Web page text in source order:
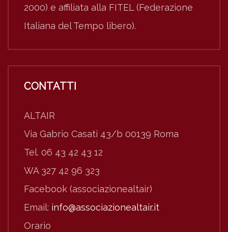
2000) e affiliata alla FITEL (Federazione
Italiana del Tempo libero).
CONTATTI
ALTAIR
Via Gabrio Casati 43/b 00139 Roma
Tel. 06 43 42 43 12
WA 327 42 96 323
Facebook (associazionealtair)
Email: info@associazionealtair.it
Orario